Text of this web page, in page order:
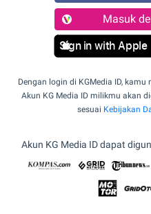
Masuk
Sign in with Apple
Dengan login di KGMedia ID,
Akun KG Media ID milikmu akan
sesuai Kebijakan
Akun KG Media ID dapat